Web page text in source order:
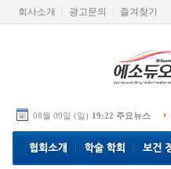
회사소개 광고문의 즐겨찾기
08월 09일 (일) 19:22 주요뉴스